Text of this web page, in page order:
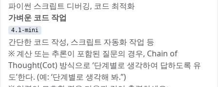
파이썬 스크립트 디버깅, 코드 최적화
가벼운 코드 작업
4.1-mini
간단한 코드 작성, 스크립트 자동화 작업 등
※ 계산 또는 추론이 포함된 질문의 경우, Chain of
Thought(Cot) 방식으로 ‘단계별로 생각하여 답하도록 유
도’한다. (예: ‘단계별로 생각해 봐.”)